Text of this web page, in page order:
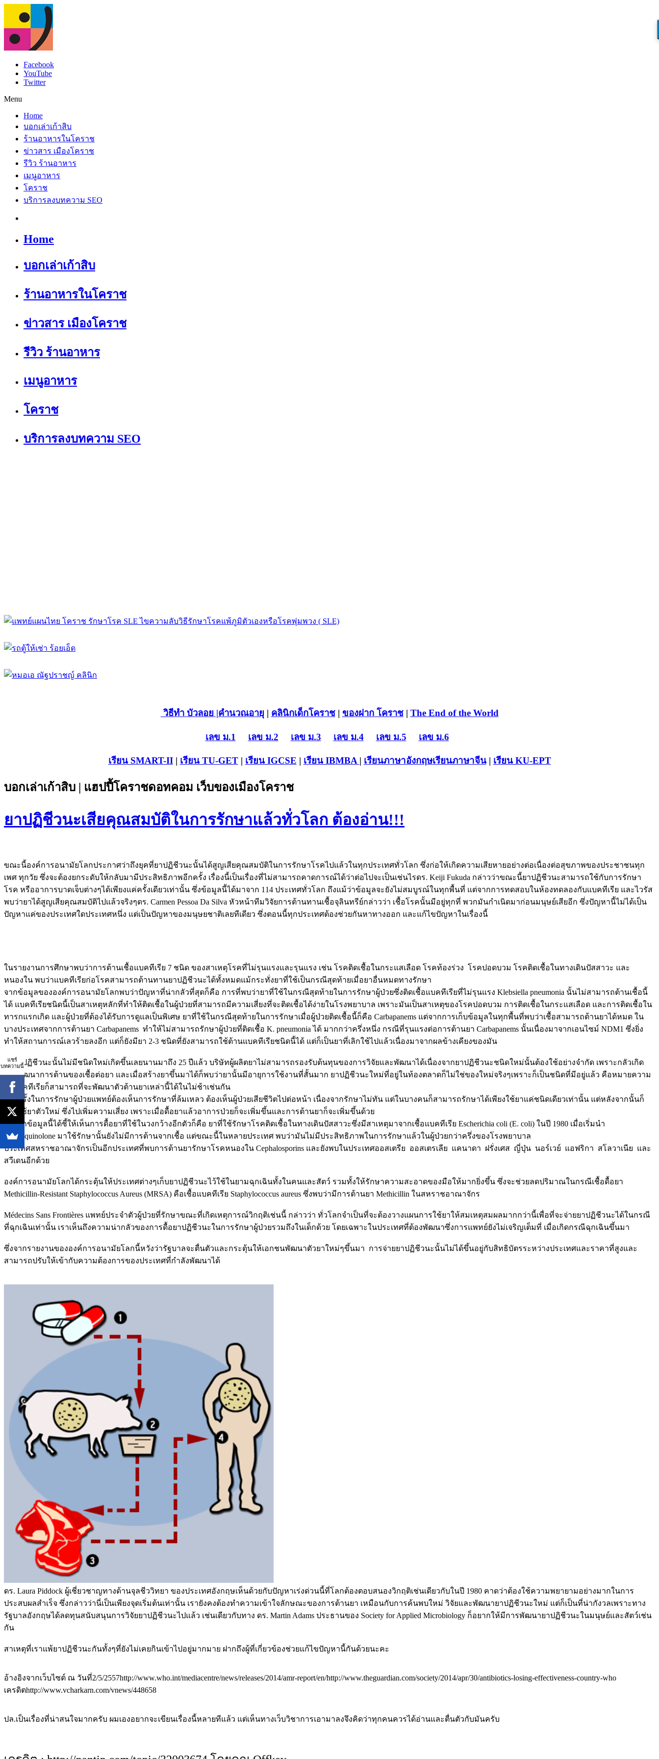
Facebook
YouTube
Twitter
Menu
Home
บอกเล่าเก้าสิบ
ร้านอาหารในโคราช
ข่าวสาร เมืองโคราช
รีวิว ร้านอาหาร
เมนูอาหาร
โคราช
บริการลงบทความ SEO
Home
บอกเล่าเก้าสิบ
ร้านอาหารในโคราช
ข่าวสาร เมืองโคราช
รีวิว ร้านอาหาร
เมนูอาหาร
โคราช
บริการลงบทความ SEO
วิธีทำ บัวลอย |คำนวณอายุ | คลินิกเด็กโคราช| ของฝาก โคราช| The End of the World
เลข ม.1 เลข ม.2 เลข ม.3 เลข ม.4 เลข ม.5 เลข ม.6
เรียน SMART-II| เรียน TU-GET| เรียน IGCSE | เรียน IBMBA | เรียนภาษาอังกฤษเรียนภาษาจีน| เรียน KU-EPT
บอกเล่าเก้าสิบ | แฮปปี้โคราชดอทคอม เว็บของเมืองโคราช
ยาปฏิชีวนะเสียคุณสมบัติในการรักษาแล้วทั่วโลก ต้องอ่าน!!!
ขณะนี้องค์การอนามัยโลกประกาศว่าถึงยุคที่ยาปฏิชีวนะนั้นได้สูญเสียคุณสมบัติในการรักษาโรคไปแล้วในทุกประเทศทั่วโลก ซึ่งก่อให้เกิดความเสียหายอย่างต่อเนื่องต่อสุขภาพของประชาชนทุก
เพศ ทุกวัย ซึ่งจะต้องยกระดับให้กลับมามีประสิทธิภาพอีกครั้ง เรื่องนี้เป็นเรื่องที่ไม่สามารถคาดการณ์ได้ว่าต่อไปจะเป็นเช่นไรดร. Keiji Fukuda กล่าวว่าขณะนี้ยาปฏิชีวนะสามารถใช้กับการรักษา
โรค หรืออาการบาดเจ็บต่างๆได้เพียงแค่ครั้งเดียวเท่านั้น ซึ่งข้อมูลนี้ได้มาจาก 114 ประเทศทั่วโลก ถึงแม้ว่าข้อมูลจะยังไม่สมบูรณ์ในทุกพื้นที่ แต่จากการทดสอบในห้องทดลองกับแบคทีเรีย และไวรัส
พบว่ายาได้สูญเสียคุณสมบัติไปแล้วจริงๆดร. Carmen Pessoa Da Silva หัวหน้าทีมวิจัยการต้านทานเชื้อจุลินทรีย์กล่าวว่า เชื้อโรคนั้นมีอยู่ทุกที่ พวกมันกำเนิดมาก่อนมนุษย์เสียอีก ซึ่งปัญหานี้ไม่ได้เป็น
ปัญหาแค่ของประเทศใดประเทศหนึ่ง แต่เป็นปัญหาของมนุษยชาติเลยทีเดียว ซึ่งตอนนี้ทุกประเทศต้องช่วยกันหาทางออก และแก้ไขปัญหาในเรื่องนี้
ในรายงานการศึกษาพบว่าการต้านเชื้อแบคทีเรีย 7 ชนิด ของสาเหตุโรคที่ไม่รุนแรงและรุนแรง เช่น โรคติดเชื้อในกระแสเลือด โรคท้องร่วง โรคปอดบวม โรคติดเชื้อในทางเดินปัสสาวะ และ
หนองใน พบว่าแบคทีเรียก่อโรคสามารถต้านทานยาปฏิชีวนะได้ทั้งหมดแม้กระทั่งยาที่ใช้เป็นกรณีสุดท้ายเมื่อยาอื่นหมดทางรักษา
จากข้อมูลขององค์การอนามัยโลกพบว่าปัญหาที่น่ากลัวที่สุดก็คือ การที่พบว่ายาที่ใช้ในกรณีสุดท้ายในการรักษาผู้ป่วยซึ่งติดเชื้อแบคทีเรียที่ไม่รุนแรง Klebsiella pneumonia นั้นไม่สามารถต้านเชื้อนี้
ได้ แบคทีเรียชนิดนี้เป็นสาเหตุหลักที่ทำให้ติดเชื้อในผู้ป่วยที่สามารถมีความเสี่ยงที่จะติดเชื้อได้ง่ายในโรงพยาบาล เพราะมันเป็นสาเหตุของโรคปอดบวม การติดเชื้อในกระแสเลือด และการติดเชื้อใน
ทารกแรกเกิด และผู้ป่วยที่ต้องได้รับการดูแลเป็นพิเศษ ยาที่ใช้ในกรณีสุดท้ายในการรักษาเมื่อผู้ป่วยติดเชื้อนี้ก็คือ Carbapanems แต่จากการเก็บข้อมูลในทุกพื้นที่พบว่าเชื้อสามารถต้านยาได้หมด ใน
บางประเทศจากการต้านยา Carbapanems ทำให้ไม่สามารถรักษาผู้ป่วยที่ติดเชื้อ K. pneumonia ได้ มากกว่าครึ่งหนึ่ง กรณีที่รุนแรงต่อการต้านยา Carbapanems นั้นเนื่องมาจากเอนไซม์ NDM1 ซึ่งยิ่ง
ทำให้สถานการณ์เลวร้ายลงอีก แต่ก็ยังมียา 2-3 ชนิดที่ยังสามารถใช้ต้านแบคทีเรียชนิดนี้ได้ แต่ก็เป็นยาที่เลิกใช้ไปแล้วเนื่องมาจากผลข้างเคียงของมัน
ซึ่งยาปฏิชีวนะนั้นไม่มีชนิดใหม่เกิดขึ้นเลยนานมาถึง 25 ปีแล้ว บริษัทผู้ผลิตยาไม่สามารถรองรับต้นทุนของการวิจัยและพัฒนาได้เนื่องจากยาปฏิชีวนะชนิดใหม่นั้นต้องใช้อย่างจำกัด เพราะกลัวเกิด
การพัฒนาการต้านของเชื้อต่อยา และเมื่อสร้างยาขึ้นมาได้ก็พบว่ายานั้นมีอายุการใช้งานที่สั้นมาก ยาปฏิชีวนะใหม่ที่อยู่ในท้องตลาดก็ไม่ใช่ของใหม่จริงๆเพราะก็เป็นชนิดที่มีอยู่แล้ว คือหมายความ
ว่าแบคทีเรียก็สามารถที่จะพัฒนาตัวต้านยาเหล่านี้ได้ในไม่ช้าเช่นกัน
บางครั้งในการรักษาผู้ป่วยแพทย์ต้องเห็นการรักษาที่ล้มเหลว ต้องเห็นผู้ป่วยเสียชีวิตไปต่อหน้า เนื่องจากรักษาไม่ทัน แต่ในบางคนก็สามารถรักษาได้เพียงใช้ยาแค่ชนิดเดียวเท่านั้น แต่หลังจากนั้นก็
ต้องใช้ยาตัวใหม่ ซึ่งไปเพิ่มความเสี่ยง เพราะเมื่อดื้อยาแล้วอาการป่วยก็จะเพิ่มขึ้นและการต้านยาก็จะเพิ่มขึ้นด้วย
ซึ่งจากข้อมูลนี้ได้ชี้ให้เห็นการดื้อยาที่ใช้ในวงกว้างอีกตัวก็คือ ยาที่ใช้รักษาโรคติดเชื้อในทางเดินปัสสาวะซึ่งมีสาเหตุมาจากเชื้อแบคทีเรีย Escherichia coli (E. coli) ในปี 1980 เมื่อเริ่มนำ
Fluoroquinolone มาใช้รักษานั้นยังไม่มีการต้านจากเชื้อ แต่ขณะนี้ในหลายประเทศ พบว่ามันไม่มีประสิทธิภาพในการรักษาแล้วในผู้ป่วยกว่าครึ่งของโรงพยาบาล
ประเทศสหราชอาณาจักรเป็นอีกประเทศที่พบการต้านยารักษาโรคหนองใน Cephalosporins และยังพบในประเทศออสเตรีย ออสเตรเลีย แคนาดา ฝรั่งเศส ญี่ปุ่น นอร์เวย์ แอฟริกา สโลวาเนีย และ
สวีเดนอีกด้วย
องค์การอนามัยโลกได้กระตุ้นให้ประเทศต่างๆเก็บยาปฏิชีวนะไว้ใช้ในยามฉุกเฉินทั้งในคนและสัตว์ รวมทั้งให้รักษาความสะอาดของมือให้มากยิ่งขึ้น ซึ่งจะช่วยลดปริมาณในกรณีเชื้อดื้อยา
Methicillin-Resistant Staphylococcus Aureus (MRSA) คือเชื้อแบคทีเรีย Staphylococcus aureus ซึ่งพบว่ามีการต้านยา Methicillin ในสหราชอาณาจักร
Médecins Sans Frontières แพทย์ประจำตัวผู้ป่วยที่รักษาขณะที่เกิดเหตุการณ์วิกฤติเช่นนี้ กล่าวว่า ทั่วโลกจำเป็นที่จะต้องวางแผนการใช้ยาให้สมเหตุสมผลมากกว่านี้เพื่อที่จะจ่ายยาปฏิชีวนะได้ในกรณี
ที่ฉุกเฉินเท่านั้น เราเห็นถึงความน่ากลัวของการดื้อยาปฏิชีวนะในการรักษาผู้ป่วยรวมถึงในเด็กด้วย โดยเฉพาะในประเทศที่ต้องพัฒนาซึ่งการแพทย์ยังไม่เจริญเต็มที่ เมื่อเกิดกรณีฉุกเฉินขึ้นมา
ซึ่งจากรายงานขององค์การอนามัยโลกนี้หวังว่ารัฐบาลจะตื่นตัวและกระตุ้นให้เอกชนพัฒนาตัวยาใหม่ๆขึ้นมา การจ่ายยาปฏิชีวนะนั้นไม่ได้ขึ้นอยู่กับสิทธิบัตรระหว่างประเทศและราคาที่สูงและ
สามารถปรับให้เข้ากับความต้องการของประเทศที่กำลังพัฒนาได้
ดร. Laura Piddock ผู้เชี่ยวชาญทางด้านจุลชีววิทยา ของประเทศอังกฤษเห็นด้วยกับปัญหาเร่งด่วนนี้ที่โลกต้องตอบสนองวิกฤติเช่นเดียวกับในปี 1980 คาดว่าต้องใช้ความพยายามอย่างมากในการ
ประสบผลสำเร็จ ซึ่งกล่าวว่านี่เป็นเพียงจุดเริ่มต้นเท่านั้น เรายังคงต้องทำความเข้าใจลักษณะของการต้านยา เหมือนกับการค้นพบใหม่ วิจัยและพัฒนายาปฏิชีวนะใหม่ แต่ก็เป็นที่น่ากังวลเพราะทาง
รัฐบาลอังกฤษได้ลดทุนสนับสนุนการวิจัยยาปฏิชีวนะไปแล้ว เช่นเดียวกับทาง ดร. Martin Adams ประธานของ Society for Applied Microbiology ก็อยากให้มีการพัฒนายาปฏิชีวนะในมนุษย์และสัตว์เช่น
กัน
สาเหตุที่เราแพ้ยาปฏิชีวนะกันทั้งๆที่ยังไม่เคยกินเข้าไปอยู่มากมาย ฝากถึงผู้ที่เกี่ยวข้องช่วยแก้ไขปัญหานี้กันด้วยนะคะ
อ้างอิงจากเว็บไซต์ ณ วันที่2/5/2557http://www.who.int/mediacentre/news/releases/2014/amr-report/en/http://www.theguardian.com/society/2014/apr/30/antibiotics-losing-effectiveness-country-who
เครดิตhttp://www.vcharkarn.com/vnews/448658
ปล.เป็นเรื่องที่น่าสนใจมากครับ ผมเองอยากจะเขียนเรื่องนี้หลายทีแล้ว แต่เห็นทางเว็บวิชาการเอามาลงจึงคิดว่าทุกคนควรได้อ่านและตื่นตัวกับมันครับ
แชร์
บทความนี้